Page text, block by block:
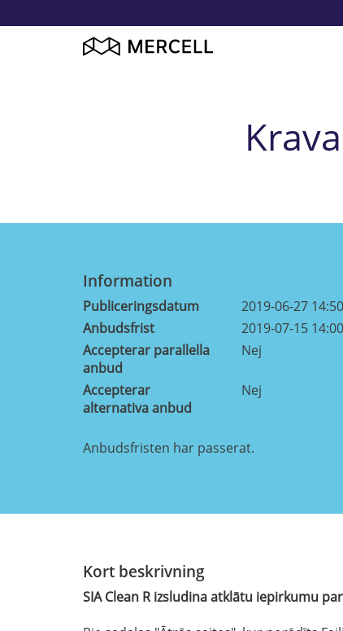
Information
Publiceringsdatum
2019-06-27
Anbudsfrist
2019-07-15
Accepterar parallella
anbud
Nej
Accepterar
alternativa anbud
Nej
Anbudsfristen har passerat.
Kort beskrivning
SIA Clean R izsludina atklātu iepirkumu